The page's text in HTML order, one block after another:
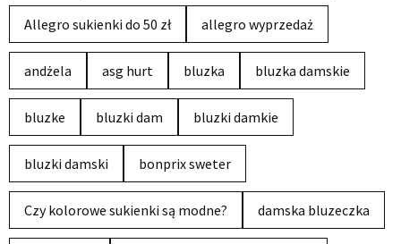
Allegro sukienki do 50 zł allegro wyprzedaż
andżela asg hurt bluzka bluzka damskie
bluzke bluzki dam bluzki damkie
bluzki damski bonprix sweter
Czy kolorowe sukienki są modne? damska bluzeczka